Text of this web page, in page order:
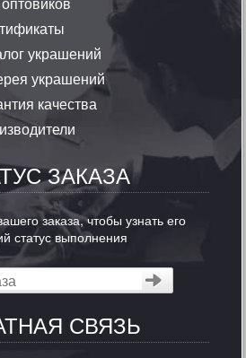
украшений
украшений
качества
ЗАКАЗА
заказа, чтобы узнать его
статус выполнения
СВЯЗЬ